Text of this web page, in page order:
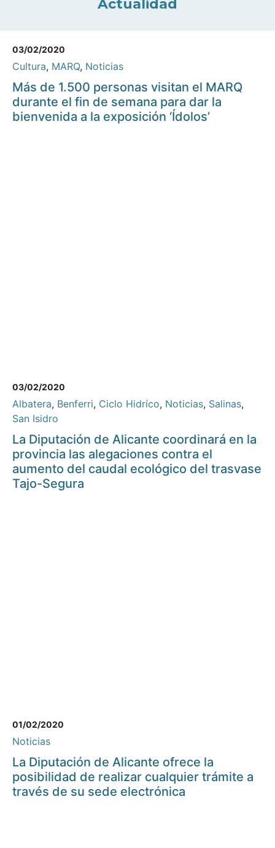
Actualidad
03/02/2020
Cultura, MARQ, Noticias
Más de 1.500 personas visitan el MARQ
durante el fin de semana para dar la
bienvenida a la exposición ‘Ídolos’
03/02/2020
Albatera, Benferri, Ciclo Hidríco, Noticias, Salinas,
San Isidro
La Diputación de Alicante coordinará en la
provincia las alegaciones contra el
aumento del caudal ecológico del trasvase
Tajo-Segura
01/02/2020
Noticias
La Diputación de Alicante ofrece la
posibilidad de realizar cualquier trámite a
través de su sede electrónica